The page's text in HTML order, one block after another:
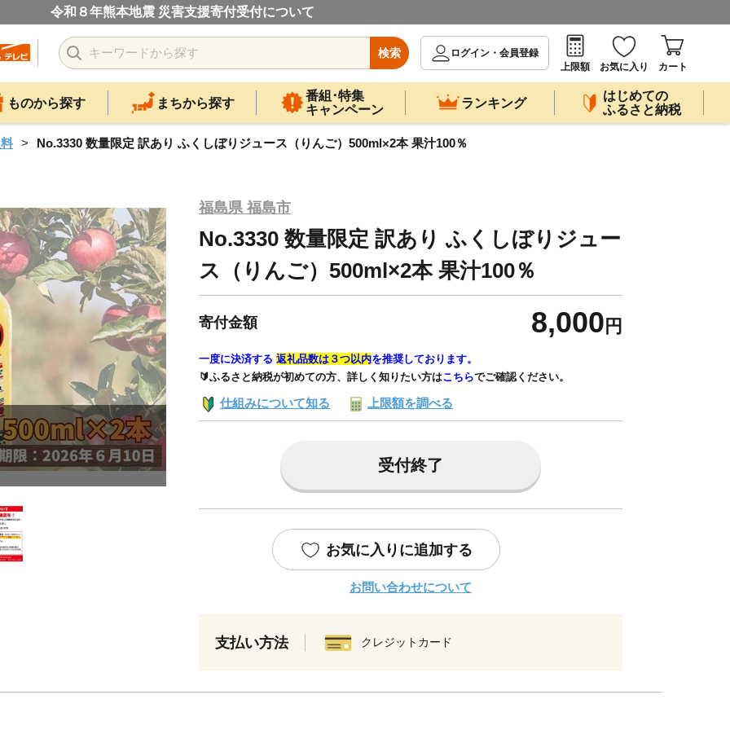
令和８年熊本地震 災害支援寄付受付について
検索
ログイン・会員登録
上限額
お気に入り カート
ものから探す まちから探す
番組･特集
キャンペーン
ランキング
はじめての
ふるさと納税
No.3330 数量限定 訳あり ふくしぼりジュース（りんご）500ml×2本 果汁100％
福島県 福島市
No.3330 数量限定 訳あり ふくしぼりジュー
ス（りんご）500ml×2本 果汁100％
寄付金額 8,000 円
一度に決済する 返礼品数は３つ以内を推奨しております。
🔰ふるさと納税が初めての方、詳しく知りたい方はこちらでご確認ください。
仕組みについて知る 上限額を調べる
受付終了
お気に入りに追加する
お問い合わせについて
支払い方法 クレジットカード